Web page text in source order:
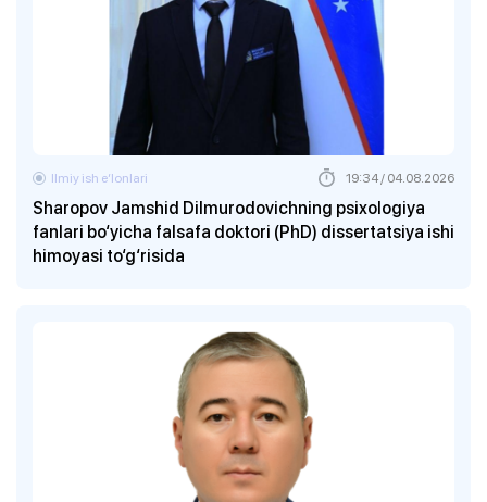
Sharopov Jamshid Dilmurodovichning psixologiya
fanlari bo‘yicha falsafa doktori (PhD) dissertatsiya ishi
himoyasi to‘g‘risida
Ilmiy ish eʼlonlari 19:34 / 04.08.2026